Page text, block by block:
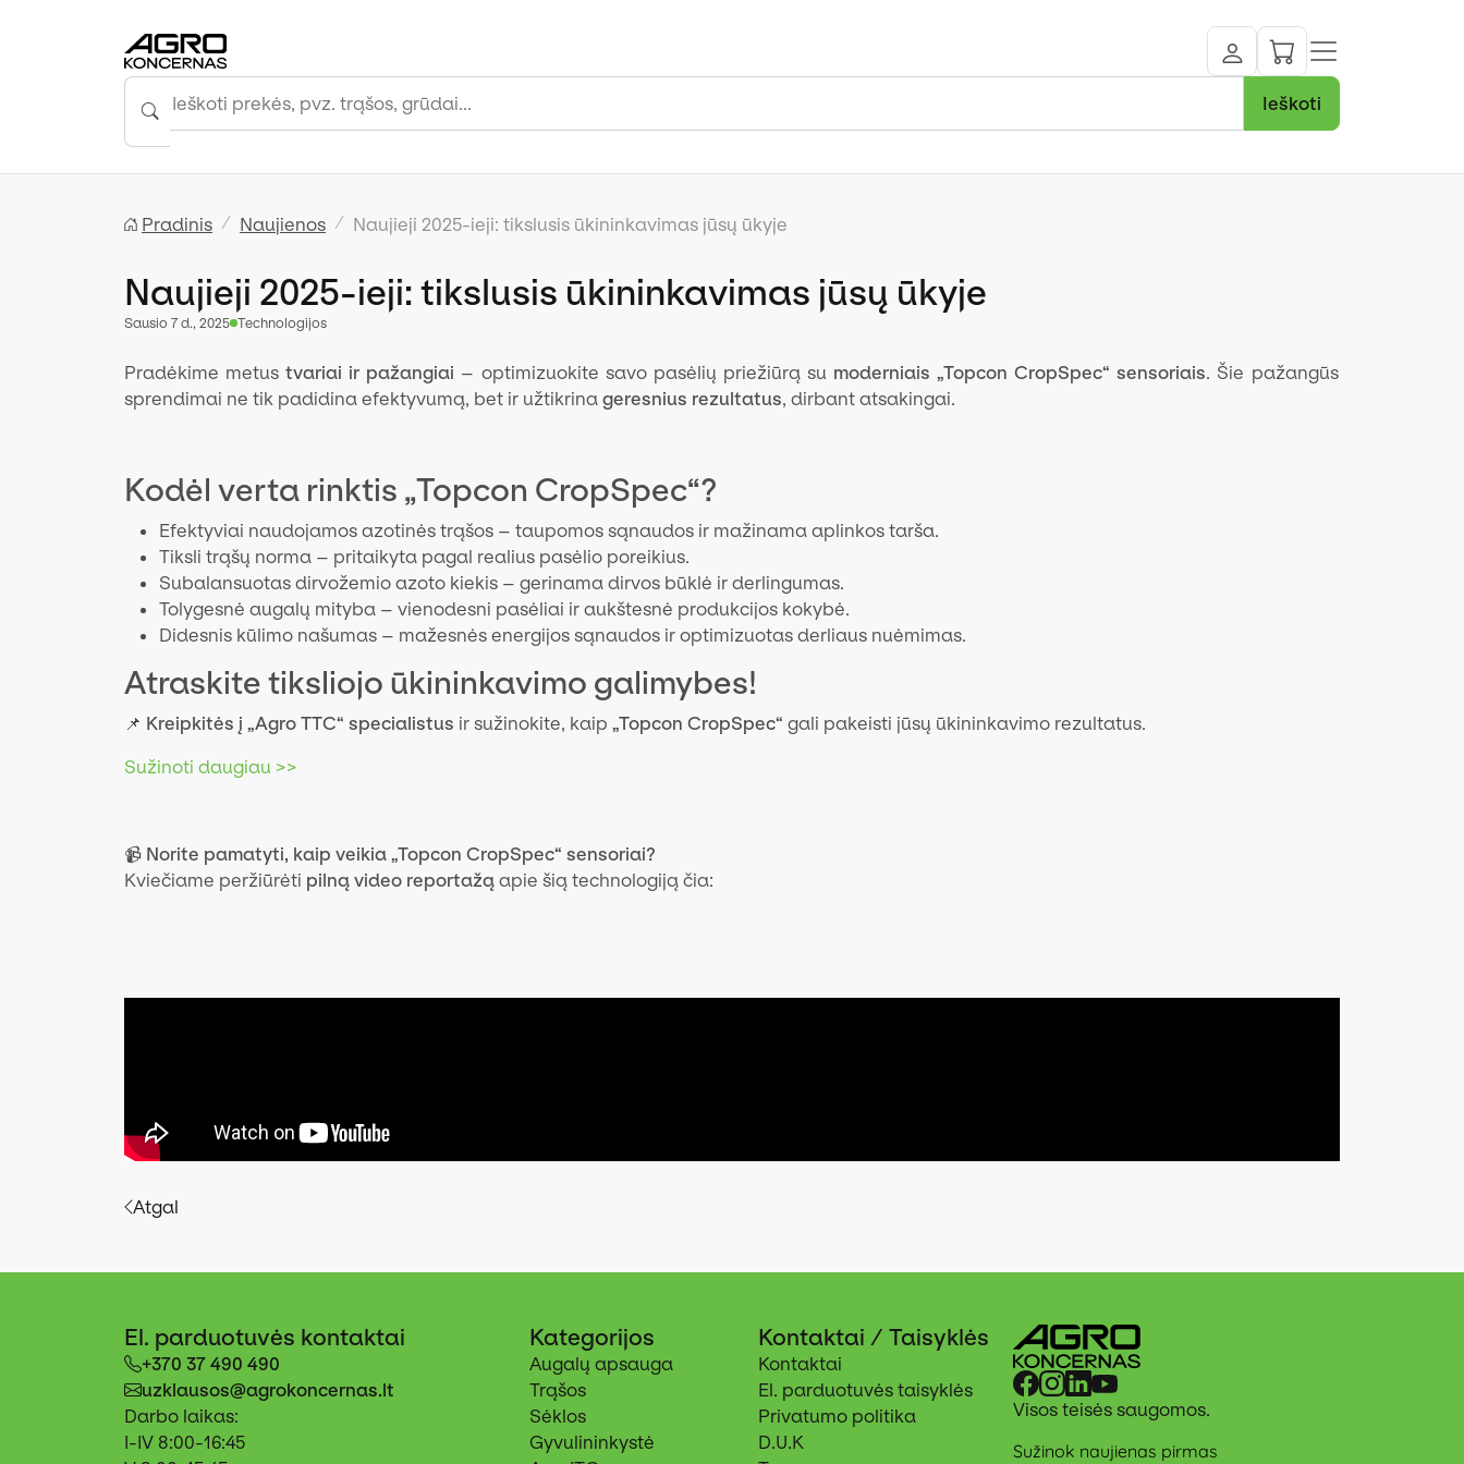
Ieškoti
Pradinis Naujienos Naujieji 2025-ieji: tikslusis ūkininkavimas jūsų ūkyje
Naujieji 2025-ieji: tikslusis ūkininkavimas jūsų ūkyje
sausio 7 d., 2025 Technologijos
Pradėkime metustvariai ir pažangiai – optimizuokite savo pasėlių priežiūrą su moderniais „Topcon CropSpec“ sensoriais. Šie pažangūs
sprendimai ne tik padidina efektyvumą, bet ir užtikrina geresnius rezultatus, dirbant atsakingai.
Kodėl verta rinktis „Topcon CropSpec“?
Efektyviai naudojamos azotinės trąšos – taupomos sąnaudos ir mažinama aplinkos tarša.
Tiksli trąšų norma – pritaikyta pagal realius pasėlio poreikius.
Subalansuotas dirvožemio azoto kiekis – gerinama dirvos būklė ir derlingumas.
Tolygesnė augalų mityba – vienodesni pasėliai ir aukštesnė produkcijos kokybė.
Didesnis kūlimo našumas – mažesnės energijos sąnaudos ir optimizuotas derliaus nuėmimas.
Atraskite tiksliojo ūkininkavimo galimybes!
📌 Kreipkitės į „Agro TTC“ specialistus ir sužinokite, kaip „Topcon CropSpec“ gali pakeisti jūsų ūkininkavimo rezultatus.
Sužinoti daugiau >>
📹 Norite pamatyti, kaip veikia „Topcon CropSpec“ sensoriai?
Kviečiame peržiūrėti pilną video reportažą apie šią technologiją čia:
Atgal
El. parduotuvės kontaktai
+370 37 490 490
uzklausos@agrokoncernas.lt
Darbo laikas:
I-IV 8:00-16:45
Kategorijos
Augalų apsauga
Trąšos
Sėklos
Gyvulininkystė
Kontaktai / Taisyklės
Kontaktai
El. parduotuvės taisyklės
Privatumo politika
D.U.K
Visos teisės saugomos.
Sužinok naujienas pirmas